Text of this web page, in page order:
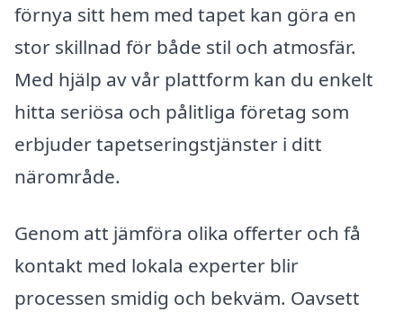
förnya sitt hem med tapet kan göra en
stor skillnad för både stil och atmosfär.
Med hjälp av vår plattform kan du enkelt
hitta seriösa och pålitliga företag som
erbjuder tapetseringstjänster i ditt
närområde.
Genom att jämföra olika offerter och få
kontakt med lokala experter blir
processen smidig och bekväm. Oavsett